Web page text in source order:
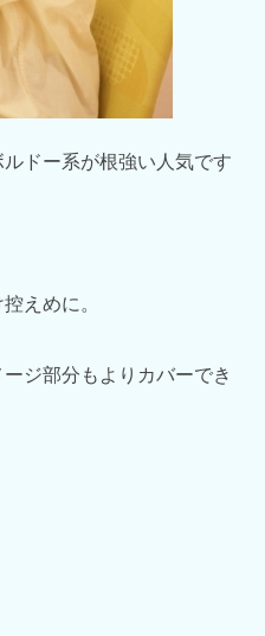
ドー系が根強い人気です
えめに。
ジ部分もよりカバーでき